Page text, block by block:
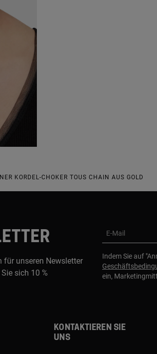
KORDEL-CHOKER TOUS CHAIN AUS GOLD
für unseren Newsletter
sich 10 %
E-Mail
Indem Sie auf
ein,
Kontaktieren sie
uns